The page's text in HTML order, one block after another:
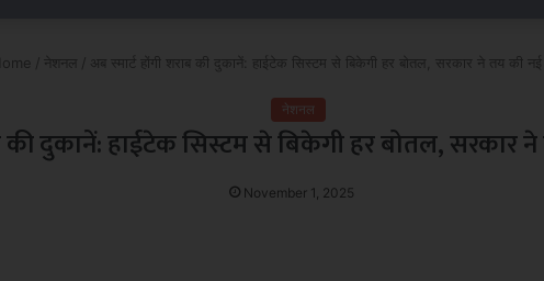
/ नेशनल / अब स्मार्ट होंगी शराब की दुकानें: हाईटेक सिस्टम से बिकेगी हर बोतल, सरकार ने तय की नई
नेशनल
की दुकानें: हाईटेक सिस्टम से बिकेगी हर बोतल, सरकार
November 1, 2025